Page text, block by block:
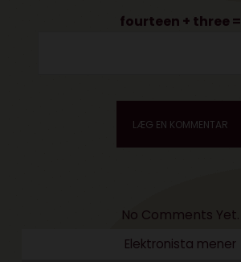
fourteen + three =
No Comments Yet.
Elektronista mener